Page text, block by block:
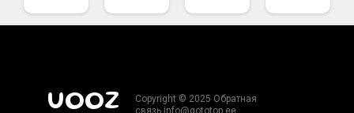
UOOZ
Copyright © 2025 Обратная
связь info@gototop.ee